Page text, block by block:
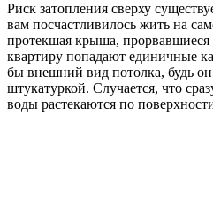
Риск затопления сверху
вам посчастливилось жить на
протекшая крыша, прорвавшиеся
квартиру попадают единичные
бы внешний вид потолка, будь
штукатуркой. Случается, что
воды растекаются по